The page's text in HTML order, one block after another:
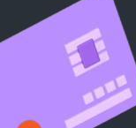
зарплаты
в Москве и
договором со
выпускники